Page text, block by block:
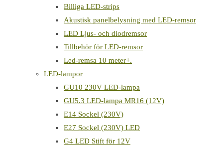
Billiga LED-strips
Akustisk panelbelysning med LED-remsor
LED Ljus- och diodremsor
Tillbehör för LED-remsor
Led-remsa 10 meter+.
LED-lampor
GU10 230V LED-lampa
GU5.3 LED-lampa MR16 (12V)
E14 Sockel (230V)
E27 Sockel (230V) LED
G4 LED Stift för 12V